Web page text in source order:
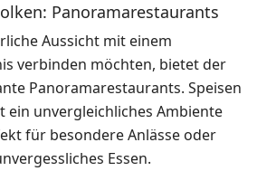
Panoramarestaurants
Aussicht mit einem
verbinden möchten, bietet der
Panoramarestaurants. Speisen
ein unvergleichliches Ambiente
für besondere Anlässe oder
Essen.